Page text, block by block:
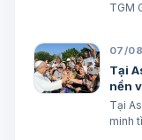
TGM
(Mt
07/
Tại
nền
Tại
minh